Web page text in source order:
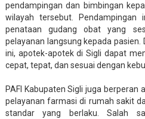
pendampingan dan bimbingan
wilayah tersebut. Pendampingan
penataan gudang obat yang
pelayanan langsung kepada
ini, apotek-apotek di Sigli dapat
cepat, tepat, dan sesuai dengan
PAFI Kabupaten Sigli juga
pelayanan farmasi di rumah sakit
standar yang berlaku. Salah